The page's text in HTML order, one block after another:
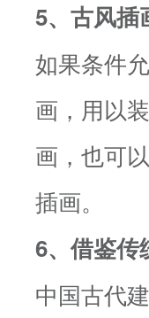
5、古风插
如果条件
画，用以
画，也可
插画。
6、借鉴传
中国古代